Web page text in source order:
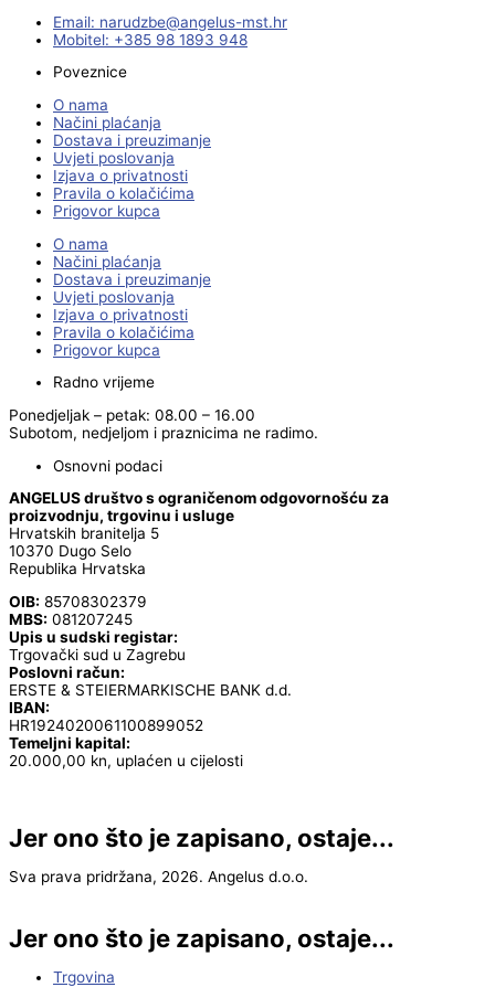
Email:
rh.tsm-sulegna
@ebzduran
Mobitel: +385 98 1893 948
Poveznice
O nama
Načini plaćanja
Dostava i preuzimanje
Uvjeti poslovanja
Izjava o privatnosti
Pravila o kolačićima
Prigovor kupca
O nama
Načini plaćanja
Dostava i preuzimanje
Uvjeti poslovanja
Izjava o privatnosti
Pravila o kolačićima
Prigovor kupca
Radno vrijeme
Ponedjeljak – petak: 08.00 – 16.00
Subotom, nedjeljom i praznicima ne radimo.
Osnovni podaci
ANGELUS društvo s ograničenom odgovornošću za
proizvodnju, trgovinu i usluge
Hrvatskih branitelja 5
10370 Dugo Selo
Republika Hrvatska
OIB: 85708302379
MBS: 081207245
Upis u sudski registar:
Trgovački sud u Zagrebu
Poslovni račun:
ERSTE & STEIERMARKISCHE BANK d.d.
IBAN:
HR1924020061100899052
Temeljni kapital:
20.000,00 kn, uplaćen u cijelosti
Jer ono što je zapisano, ostaje...
Sva prava pridržana, 2026. Angelus d.o.o.
Jer ono što je zapisano, ostaje...
Trgovina